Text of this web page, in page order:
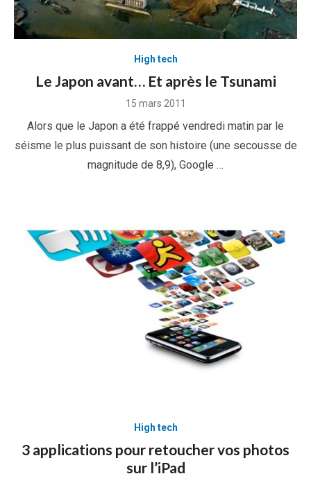
High tech
Le Japon avant… Et après le Tsunami
Posted
15 mars 2011
Alors que le Japon a été frappé vendredi matin par le
séisme le plus puissant de son histoire (une secousse de
magnitude de 8,9), Google …
High tech
3 applications pour retoucher vos photos
sur l’iPad